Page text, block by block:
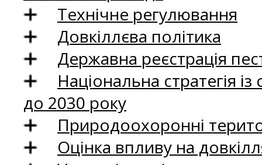
Технічне регулювання
Довкіллєва політика
Державна реєстрація
Національна стратегія
до 2030 року
Природоохоронні
Оцінка впливу на